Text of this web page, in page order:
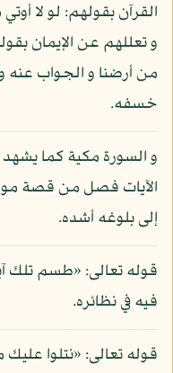
القرآن بقولهم: لو لا
و تعللهم عن الإيمان
من أرضنا و الجواب عنه
خسفه.
و السورة مكية كما يشهد
الآيات فصل من قصة
إلى بلوغه أشده.
قوله تعالى: «طسم تلك
فيه في نظائره.
قوله تعالى: «نتلوا